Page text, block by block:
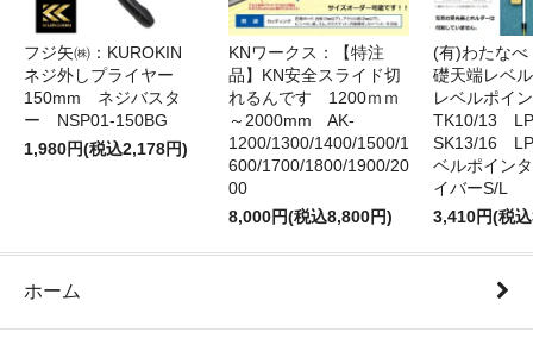
フジ矢㈱：KUROKIN
ネジ外しプライヤー
150mm ネジバスタ
ー NSP01-150BG
1,980円(税込2,178円)
KNワークス：【特注
品】KN安全スライド切
れるんです 1200ｍｍ
～2000mm AK-
1200/1300/1400/1500/1
600/1700/1800/1900/20
00
8,000円(税込8,800円)
(有)わたな
礎天端レベ
レベルポイ
TK10/13
SK13/16
ベルポイン
イバーS/L
3,410円(税
ホーム